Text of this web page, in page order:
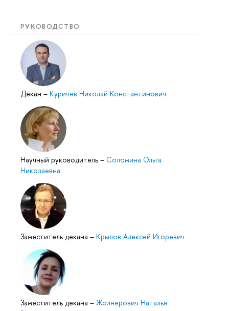
РУКОВОДСТВО
Декан – Куричев Николай Константинович
Научный руководитель – Соломина Ольга
Николаевна
Заместитель декана – Крылов Алексей Игоревич
Заместитель декана – Жолнерович Наталья